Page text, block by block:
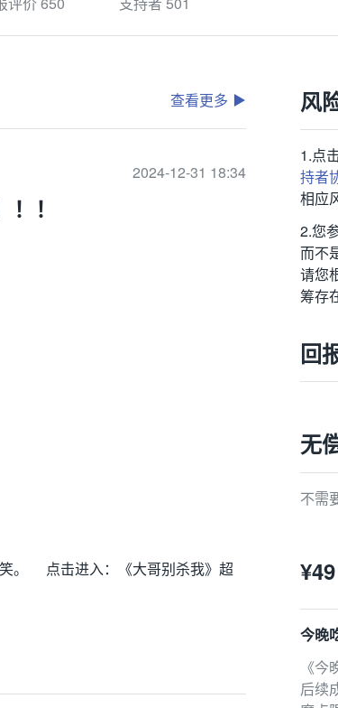
风
1.点
持者
相应
2.您
而不
请您
筹存
回
无
不需
¥49
今晚
《
后续
查看更多
2024-12-31 18:34
！
。 点击进入：《大哥别杀我》超